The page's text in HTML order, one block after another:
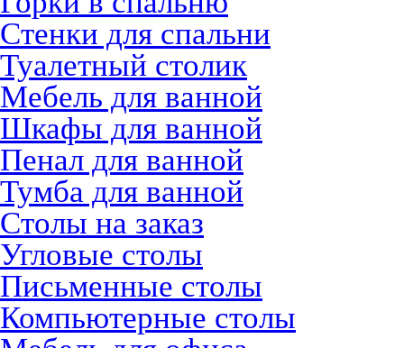
Стенки для спальни
Туалетный столик
Мебель для ванной
Шкафы для ванной
Пенал для ванной
Тумба для ванной
Столы на заказ
Угловые столы
Письменные столы
Компьютерные столы